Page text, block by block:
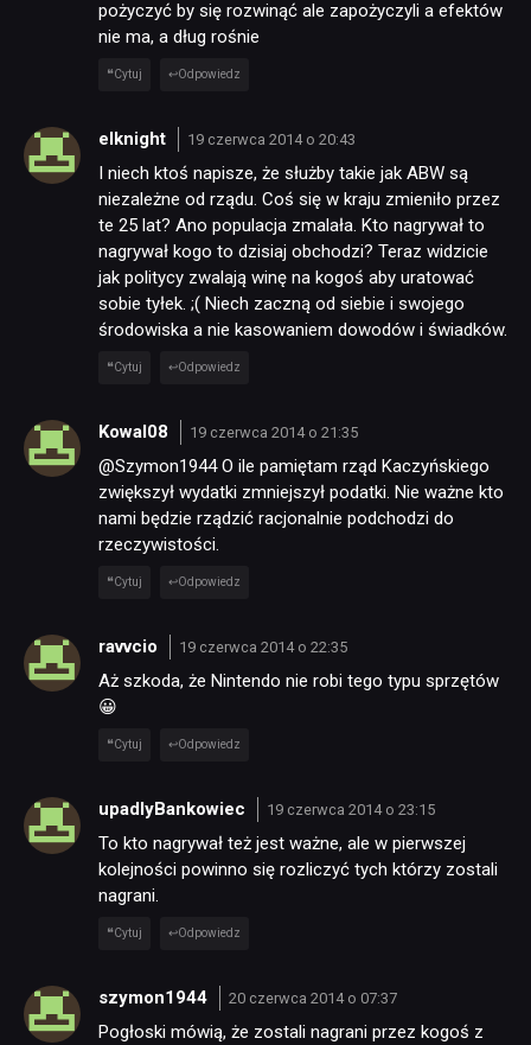
pożyczyć by się rozwinąć ale zapożyczyli a efektów
nie ma, a dług rośnie
Cytuj Odpowiedz
elknight 19 czerwca 2014 o 20:43
I niech ktoś napisze, że służby takie jak ABW są
niezależne od rządu. Coś się w kraju zmieniło przez
te 25 lat? Ano populacja zmalała. Kto nagrywał to
nagrywał kogo to dzisiaj obchodzi? Teraz widzicie
jak politycy zwalają winę na kogoś aby uratować
sobie tyłek. ;( Niech zaczną od siebie i swojego
środowiska a nie kasowaniem dowodów i świadków.
Cytuj Odpowiedz
Kowal08 19 czerwca 2014 o 21:35
@Szymon1944 O ile pamiętam rząd Kaczyńskiego
zwiększył wydatki zmniejszył podatki. Nie ważne kto
nami będzie rządzić racjonalnie podchodzi do
rzeczywistości.
Cytuj Odpowiedz
ravvcio 19 czerwca 2014 o 22:35
Aż szkoda, że Nintendo nie robi tego typu sprzętów
😀
Cytuj Odpowiedz
upadlyBankowiec 19 czerwca 2014 o 23:15
To kto nagrywał też jest ważne, ale w pierwszej
kolejności powinno się rozliczyć tych którzy zostali
nagrani.
Cytuj Odpowiedz
szymon1944 20 czerwca 2014 o 07:37
Pogłoski mówią, że zostali nagrani przez kogoś z